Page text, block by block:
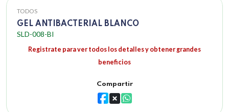
TODOS
GEL ANTIBACTERIAL BLANCO
SLD-008-BI
Registrate para ver todos los detalles y obtener grandes
beneficios
Compartir